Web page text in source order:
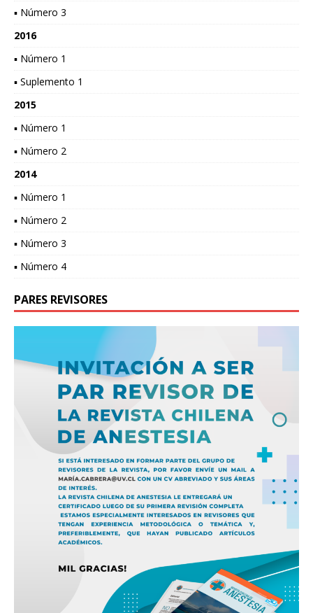
▪ Número 3
2016
▪ Número 1
▪ Suplemento 1
2015
▪ Número 1
▪ Número 2
2014
▪ Número 1
▪ Número 2
▪ Número 3
▪ Número 4
PARES REVISORES